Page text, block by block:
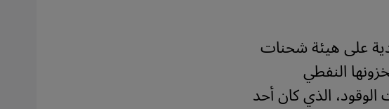
على هيئة شحنات
النفطي
الذي كان أحد